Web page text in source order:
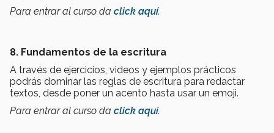
Para entrar al curso da click aquí.
8. Fundamentos de la escritura
A través de ejercicios, videos y ejemplos prácticos
podrás dominar las reglas de escritura para redactar
textos, desde poner un acento hasta usar un emoji.
Para entrar al curso da click aquí.